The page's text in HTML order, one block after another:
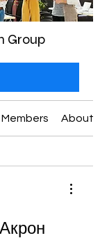
Group
Members About